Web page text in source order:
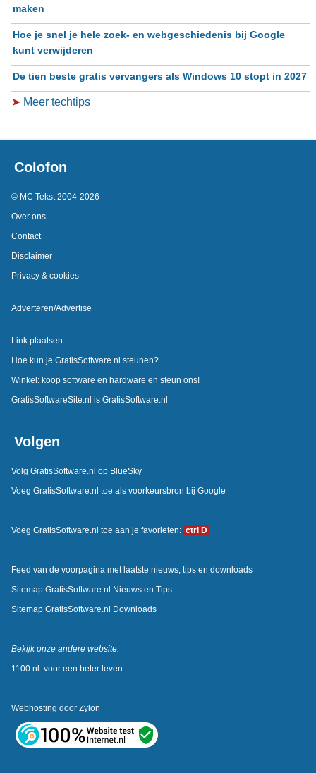
maken
Hoe je snel je hele zoek- en webgeschiedenis bij Google
kunt verwijderen
De tien beste gratis vervangers als Windows 10 stopt in 2027
➤ Meer techtips
Colofon
© MC Tekst 2004-2026
Over ons
Contact
Disclaimer
Privacy & cookies
Adverteren/Advertise
Link plaatsen
Hoe kun je GratisSoftware.nl steunen?
Winkel: koop software en hardware en steun ons!
GratisSoftwareSite.nl is GratisSoftware.nl
Volgen
Volg GratisSoftware.nl op BlueSky
Voeg GratisSoftware.nl toe als voorkeursbron bij Google
Voeg GratisSoftware.nl toe aan je favorieten: ctrl D
Feed van de voorpagina met laatste nieuws, tips en downloads
Sitemap GratisSoftware.nl Nieuws en Tips
Sitemap GratisSoftware.nl Downloads
Bekijk onze andere website:
1100.nl: voor een beter leven
Webhosting door Zylon